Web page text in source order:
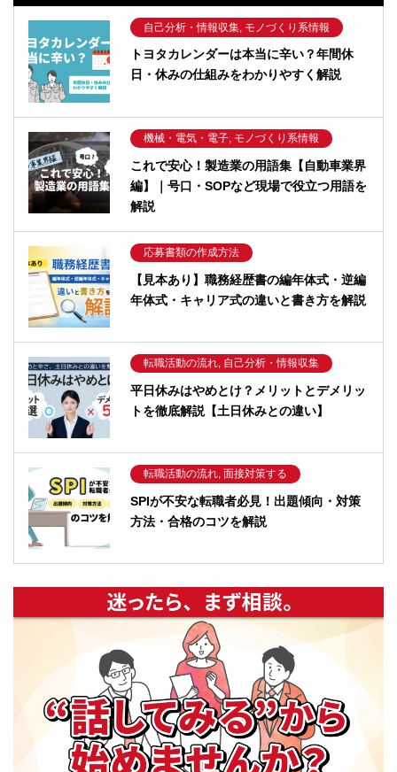
自己分析・情報収集, モノづくり系情報
トヨタカレンダーは本当に辛い？年間休
日・休みの仕組みをわかりやすく解説
機械・電気・電子, モノづくり系情報
これで安心！製造業の用語集【自動車業界
編】｜号口・SOPなど現場で役立つ用語を
解説
応募書類の作成方法
【見本あり】職務経歴書の編年体式・逆編
年体式・キャリア式の違いと書き方を解説
転職活動の流れ, 自己分析・情報収集
平日休みはやめとけ？メリットとデメリッ
トを徹底解説【土日休みとの違い】
転職活動の流れ, 面接対策する
SPIが不安な転職者必見！出題傾向・対策
方法・合格のコツを解説